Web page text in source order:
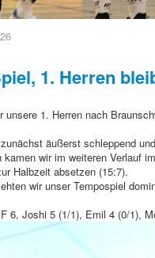
1. Herren
unsere 1. Herren nach
äußerst schleppend
kamen wir im weiteren Verlauf
Halbzeit absetzen (15:7).
wir unser Tempospiel
6, Joshi 5 (1/1), Emil 4 (0/1),